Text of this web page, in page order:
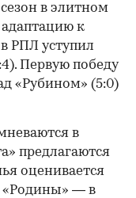
в элитном
к
РПЛ уступил
Первую победу
«Рубином» (5:0)
в
предлагаются
оценивается
«Родины» — в